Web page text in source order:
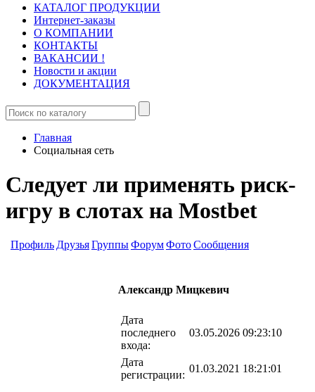
КАТАЛОГ ПРОДУКЦИИ
Интернет-заказы
О КОМПАНИИ
КОНТАКТЫ
ВАКАНСИИ !
Новости и акции
ДОКУМЕНТАЦИЯ
Главная
Социальная сеть
Следует ли применять риск-
игру в слотах на Mostbet
ПрофильДрузьяГруппыФорумФотоСообщения
Александр Мицкевич
Дата
последнего
входа:
03.05.2026 09:23:10
Дата
регистрации:
01.03.2021 18:21:01